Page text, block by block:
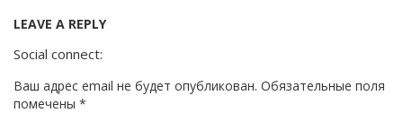
LEAVE A REPLY
Social connect:
Ваш адрес email не будет опубликован. Обязательные поля
помечены *